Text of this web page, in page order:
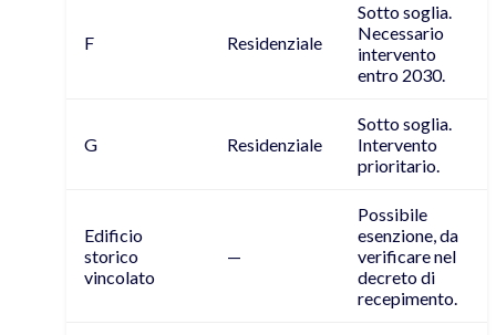
F Residenziale
Sotto soglia.
Necessario
intervento
entro 2030.
G Residenziale
Sotto soglia.
Intervento
prioritario.
Edificio
storico
vincolato
—
Possibile
esenzione, da
verificare nel
decreto di
recepimento.